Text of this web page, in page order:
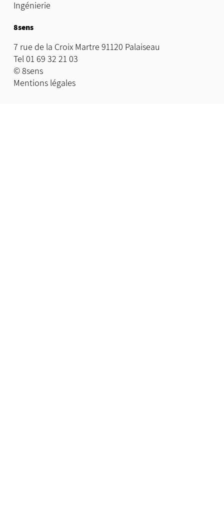
Ingénierie
8sens
7 rue de la Croix Martre 91120 Palaiseau
Tel 01 69 32 21 03
© 8sens
Mentions légales